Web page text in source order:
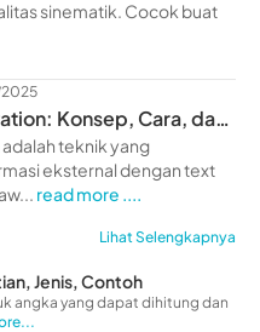
sinematik. Cocok buat
Konsep, Cara, dan
teknik yang
eksternal dengan text
read more ....
Lihat Selengkapnya
Jenis, Contoh
angka yang dapat dihitung dan